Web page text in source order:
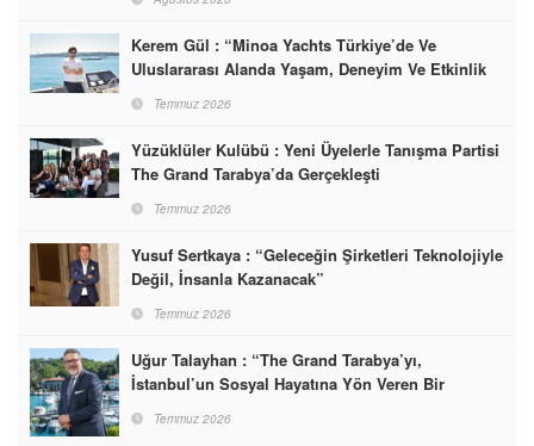
Kerem Gül : “Minoa Yachts Türkiye’de Ve
Uluslararası Alanda Yaşam, Deneyim Ve Etkinlik
Markası Olacak”
Temmuz 2026
Yüzüklüler Kulübü : Yeni Üyelerle Tanışma Partisi
The Grand Tarabya’da Gerçekleşti
Temmuz 2026
Yusuf Sertkaya : “Geleceğin Şirketleri Teknolojiyle
Değil, İnsanla Kazanacak”
Temmuz 2026
Uğur Talayhan : “The Grand Tarabya’yı,
İstanbul’un Sosyal Hayatına Yön Veren Bir
Destinasyon Haline Getirmeyi Hedefliyorum”
Temmuz 2026